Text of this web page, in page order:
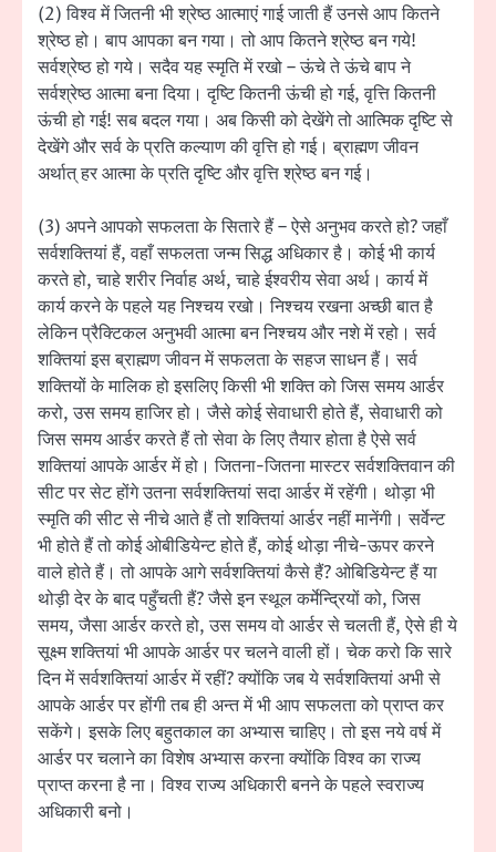
(2) विश्व में जितनी भी श्रेष्ठ आत्माएं गाई जाती हैं उनसे आप कितने
श्रेष्ठ हो। बाप आपका बन गया। तो आप कितने श्रेष्ठ बन गये!
सर्वश्रेष्ठ हो गये। सदैव यह स्मृति में रखो – ऊंचे ते ऊंचे बाप ने
सर्वश्रेष्ठ आत्मा बना दिया। दृष्टि कितनी ऊंची हो गई, वृत्ति कितनी
ऊंची हो गई! सब बदल गया। अब किसी को देखेंगे तो आत्मिक दृष्टि से
देखेंगे और सर्व के प्रति कल्याण की वृत्ति हो गई। ब्राह्मण जीवन
अर्थात् हर आत्मा के प्रति दृष्टि और वृत्ति श्रेष्ठ बन गई।
(3) अपने आपको सफलता के सितारे हैं – ऐसे अनुभव करते हो? जहाँ
सर्वशक्तियां हैं, वहाँ सफलता जन्म सिद्ध अधिकार है। कोई भी कार्य
करते हो, चाहे शरीर निर्वाह अर्थ, चाहे ईश्वरीय सेवा अर्थ। कार्य में
कार्य करने के पहले यह निश्चय रखो। निश्चय रखना अच्छी बात है
लेकिन प्रैक्टिकल अनुभवी आत्मा बन निश्चय और नशे में रहो। सर्व
शक्तियां इस ब्राह्मण जीवन में सफलता के सहज साधन हैं। सर्व
शक्तियों के मालिक हो इसलिए किसी भी शक्ति को जिस समय आर्डर
करो, उस समय हाजिर हो। जैसे कोई सेवाधारी होते हैं, सेवाधारी को
जिस समय आर्डर करते हैं तो सेवा के लिए तैयार होता है ऐसे सर्व
शक्तियां आपके आर्डर में हो। जितना-जितना मास्टर सर्वशक्तिवान की
सीट पर सेट होंगे उतना सर्वशक्तियां सदा आर्डर में रहेंगी। थोड़ा भी
स्मृति की सीट से नीचे आते हैं तो शक्तियां आर्डर नहीं मानेंगी। सर्वेन्ट
भी होते हैं तो कोई ओबीडियेन्ट होते हैं, कोई थोड़ा नीचे-ऊपर करने
वाले होते हैं। तो आपके आगे सर्वशक्तियां कैसे हैं? ओबिडियेन्ट हैं या
थोड़ी देर के बाद पहुँचती हैं? जैसे इन स्थूल कर्मेन्द्रियों को, जिस
समय, जैसा आर्डर करते हो, उस समय वो आर्डर से चलती हैं, ऐसे ही ये
सूक्ष्म शक्तियां भी आपके आर्डर पर चलने वाली हों। चेक करो कि सारे
दिन में सर्वशक्तियां आर्डर में रहीं? क्योंकि जब ये सर्वशक्तियां अभी से
आपके आर्डर पर होंगी तब ही अन्त में भी आप सफलता को प्राप्त कर
सकेंगे। इसके लिए बहुतकाल का अभ्यास चाहिए। तो इस नये वर्ष में
आर्डर पर चलाने का विशेष अभ्यास करना क्योंकि विश्व का राज्य
प्राप्त करना है ना। विश्व राज्य अधिकारी बनने के पहले स्वराज्य
अधिकारी बनो।